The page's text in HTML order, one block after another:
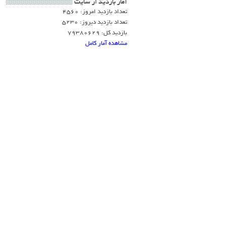
آمار بازديد از سايت
تعداد بازدید امروز: 4560
تعداد بازدید دیروز: 5230
بازدید کل: 79380629
مشاهده آمار کامل